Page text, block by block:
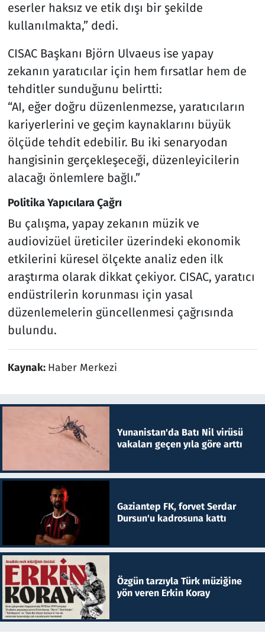
eserler haksız ve etik dışı bir şekilde
kullanılmakta,” dedi.
CISAC Başkanı Björn Ulvaeus ise yapay
zekanın yaratıcılar için hem fırsatlar hem de
tehditler sunduğunu belirtti:
“AI, eğer doğru düzenlenmezse, yaratıcıların
kariyerlerini ve geçim kaynaklarını büyük
ölçüde tehdit edebilir. Bu iki senaryodan
hangisinin gerçekleşeceği, düzenleyicilerin
alacağı önlemlere bağlı.”
Politika Yapıcılara Çağrı
Bu çalışma, yapay zekanın müzik ve
audiovizüel üreticiler üzerindeki ekonomik
etkilerini küresel ölçekte analiz eden ilk
araştırma olarak dikkat çekiyor. CISAC, yaratıcı
endüstrilerin korunması için yasal
düzenlemelerin güncellenmesi çağrısında
bulundu.
Kaynak: Haber Merkezi
Yunanistan'da Batı Nil virüsü
vakaları geçen yıla göre arttı
Gaziantep FK, forvet Serdar
Dursun'u kadrosuna kattı
Özgün tarzıyla Türk müziğine
yön veren Erkin Koray